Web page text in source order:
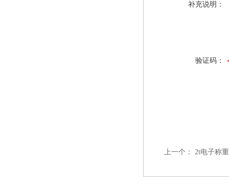
补充说明：
验证码：
上一个： 2t电子称